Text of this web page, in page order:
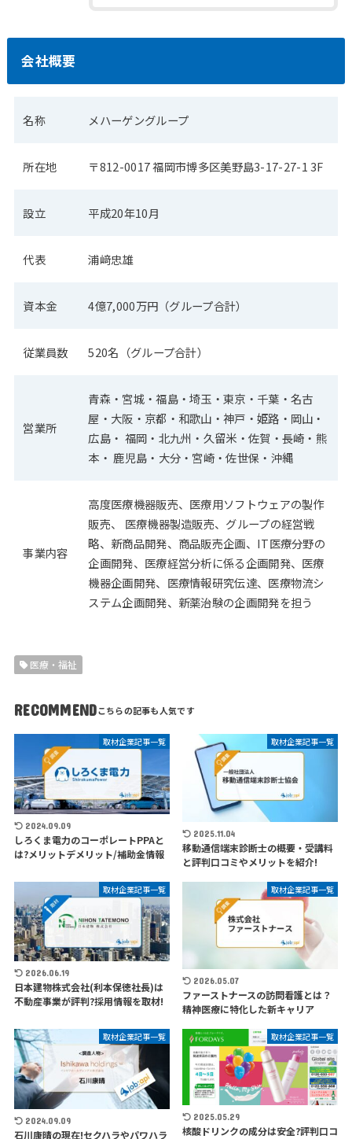
会社概要
名称 メハーゲングループ
所在地 〒812-0017 福岡市博多区美野島3-17-27-1 3F
設立 平成20年10月
代表 浦﨑忠雄
資本金 4億7,000万円（グループ合計）
従業員数 520名（グループ合計）
営業所
青森・宮城・福島・埼玉・東京・千葉・名古
屋・大阪・京都・和歌山・神戸・姫路・岡山・
広島・ 福岡・北九州・久留米・佐賀・長崎・熊
本・ 鹿児島・大分・宮崎・佐世保・沖縄
事業内容
高度医療機器販売、医療用ソフトウェアの製作
販売、 医療機器製造販売、グループの経営戦
略、新商品開発、商品販売企画、IT医療分野の
企画開発、医療経営分析に係る企画開発、医療
機器企画開発、医療情報研究伝達、医療物流シ
ステム企画開発、新薬治験の企画開発を担う
医療・福祉
RECOMMEND
取材企業記事一覧
2024.09.09
しろくま電力のコーポレートPPAと
は?メリットデメリット/補助金情報
取材企業記事一覧
2025.11.04
移動通信端末診断士の概要・受講料
と評判口コミやメリットを紹介!
取材企業記事一覧
2026.06.19
日本建物株式会社(利本保徳社長)は
不動産事業が評判?採用情報を取材!
取材企業記事一覧
2026.05.07
ファーストナースの訪問看護とは？
精神医療に特化した新キャリア
取材企業記事一覧
2024.09.09
石川康晴の現在!セクハラやパワハラ
取材企業記事一覧
2025.05.29
核酸ドリンクの成分は安全?評判口コ